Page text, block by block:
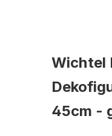
Wichtel
45cm -